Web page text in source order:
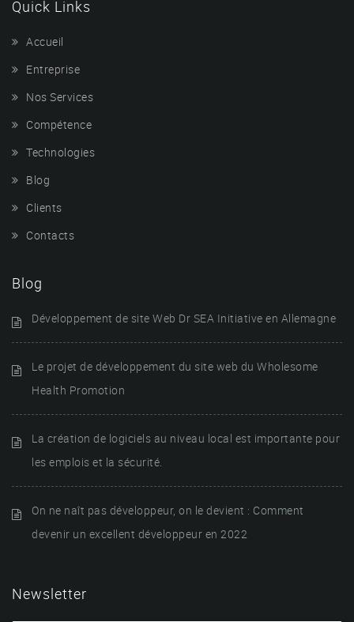
Quick Links
Accueil
Entreprise
Nos Services
Compétence
Technologies
Blog
Clients
Contacts
Blog
Développement de site Web Dr SEA Initiative en Allemagne
Le projet de développement du site web du Wholesome
Health Promotion
La création de logiciels au niveau local est importante pour
les emplois et la sécurité.
On ne naît pas développeur, on le devient : Comment
devenir un excellent développeur en 2022
Newsletter